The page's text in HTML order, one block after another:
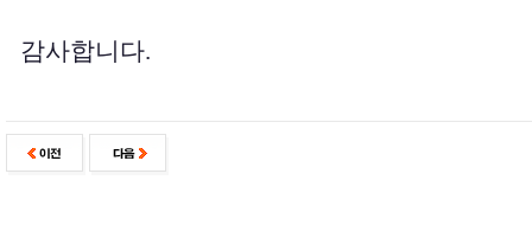
감사합니다.